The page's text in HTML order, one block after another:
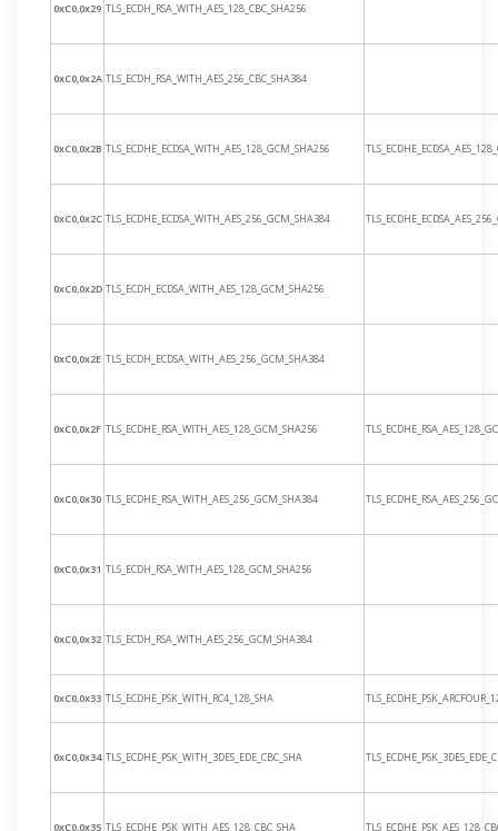
0xC0,0x29 TLS_ECDH_RSA_WITH_AES_128_CBC_SHA256
0xC0,0x2A TLS_ECDH_RSA_WITH_AES_256_CBC_SHA384
0xC0,0x2B TLS_ECDHE_ECDSA_WITH_AES_128_GCM_SHA256
0xC0,0x2C TLS_ECDHE_ECDSA_WITH_AES_256_GCM_SHA384
0xC0,0x2D TLS_ECDH_ECDSA_WITH_AES_128_GCM_SHA256
0xC0,0x2E TLS_ECDH_ECDSA_WITH_AES_256_GCM_SHA384
0xC0,0x2F TLS_ECDHE_RSA_WITH_AES_128_GCM_SHA256
0xC0,0x30 TLS_ECDHE_RSA_WITH_AES_256_GCM_SHA384
0xC0,0x31 TLS_ECDH_RSA_WITH_AES_128_GCM_SHA256
0xC0,0x32 TLS_ECDH_RSA_WITH_AES_256_GCM_SHA384
0xC0,0x33 TLS_ECDHE_PSK_WITH_RC4_128_SHA
0xC0,0x34 TLS_ECDHE_PSK_WITH_3DES_EDE_CBC_SHA
0xC0,0x35 TLS_ECDHE_PSK_WITH_AES_128_CBC_SHA